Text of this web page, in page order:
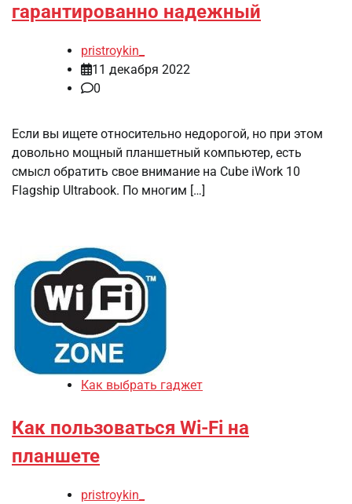
гарантированно надежный
pristroykin_
11 декабря 2022
0
Если вы ищете относительно недорогой, но при этом
довольно мощный планшетный компьютер, есть
смысл обратить свое внимание на Cube iWork 10
Flagship Ultrabook. По многим […]
Как выбрать гаджет
Как пользоваться Wi-Fi на
планшете
pristroykin_